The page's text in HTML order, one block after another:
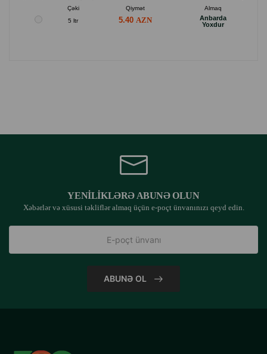
Çəki Qiymət
Almaq
5 ltr
5.40
Anbarda
Yoxdur
YENILIKLƏRƏ ABUNƏ OLUN
Xəbərlər və xüsusi təkliflər almaq üçün e-poçt ünvanınızı qeyd edin.
ABUNƏ OL